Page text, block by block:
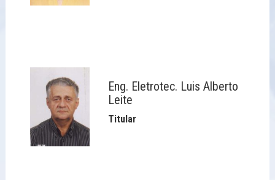
Eng. Eletrotec. Luis Alberto
Leite
Titular